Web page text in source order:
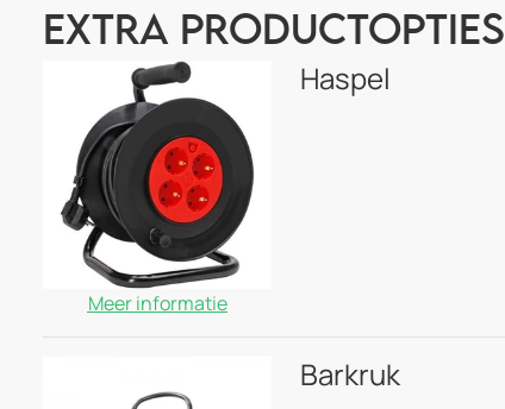
Extra Productopties
Meer informatie
Haspel
Barkruk